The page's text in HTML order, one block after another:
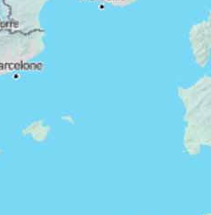
ce n'est pas seulement
et dynamiques.
de nombreux
:
Donzenac, Meymac,
Ces localités sont
hérités de
Turenne, Ségur-le-